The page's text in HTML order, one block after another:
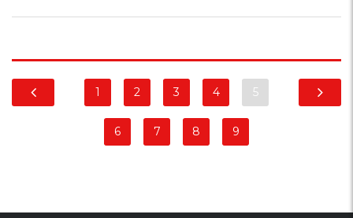
1 2 3 4 5
6 7 8 9